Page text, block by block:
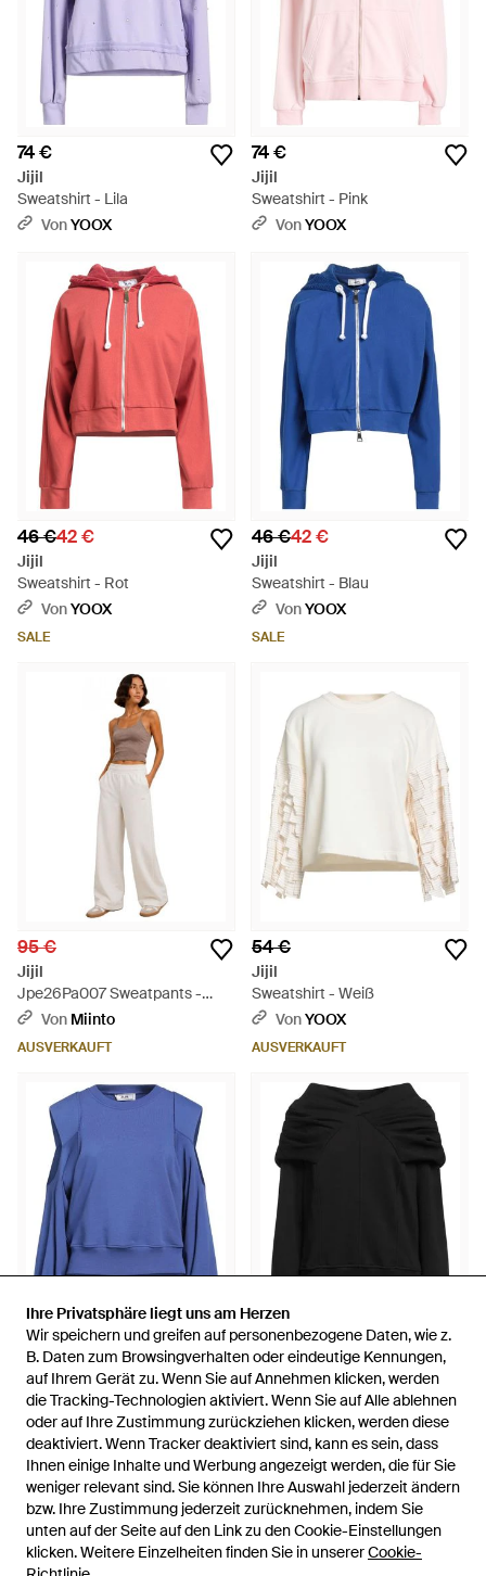
Ihre Privatsphäre liegt uns am Herzen
Wir speichern und greifen auf personenbezogene Daten, wie z.
B. Daten zum Browsingverhalten oder eindeutige Kennungen,
auf Ihrem Gerät zu. Wenn Sie auf Annehmen klicken, werden
die Tracking-Technologien aktiviert. Wenn Sie auf Alle ablehnen
oder auf Ihre Zustimmung zurückziehen klicken, werden diese
deaktiviert. Wenn Tracker deaktiviert sind, kann es sein, dass
Ihnen einige Inhalte und Werbung angezeigt werden, die für Sie
weniger relevant sind. Sie können Ihre Auswahl jederzeit ändern
bzw. Ihre Zustimmung jederzeit zurücknehmen, indem Sie
unten auf der Seite auf den Link zu den Cookie-Einstellungen
klicken. Weitere Einzelheiten finden Sie in unsererCookie-
Ihre Privatsphäre liegt uns am Herzen
Wir speichern und greifen auf personenbezogene Daten, wie z.
B. Daten zum Browsingverhalten oder eindeutige Kennungen,
auf Ihrem Gerät zu. Wenn Sie auf Annehmen klicken, werden
die Tracking-Technologien aktiviert. Wenn Sie auf Alle ablehnen
oder auf Ihre Zustimmung zurückziehen klicken, werden diese
deaktiviert. Wenn Tracker deaktiviert sind, kann es sein, dass
Ihnen einige Inhalte und Werbung angezeigt werden, die für Sie
weniger relevant sind. Sie können Ihre Auswahl jederzeit ändern
bzw. Ihre Zustimmung jederzeit zurücknehmen, indem Sie
unten auf der Seite auf den Link zu den Cookie-Einstellungen
klicken. Weitere Einzelheiten finden Sie in unsererCookie-
74 €
Jijil
Sweatshirt - Lila
VonYOOX
74 €
Jijil
Sweatshirt - Pink
VonYOOX
46 €42 €
Jijil
Sweatshirt - Rot
VonYOOX
SALE
46 €42 €
Jijil
Sweatshirt - Blau
VonYOOX
SALE
95 €
Jijil
Jpe26Pa007 Sweatpants -
WeißVon Miinto
AUSVERKAUFT
54 €
Jijil
Sweatshirt - Weiß
VonYOOX
AUSVERKAUFT
26 €
Jijil
Sweatshirt - Blau
VonYOOX
AUSVERKAUFT
58 €
Jijil
Sweatshirt - Schwarz
Von YOOX
AUSVERKAUFT